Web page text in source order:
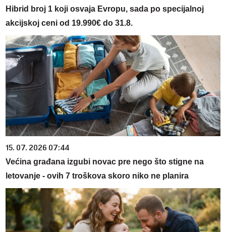
Hibrid broj 1 koji osvaja Evropu, sada po specijalnoj
akcijskoj ceni od 19.990€ do 31.8.
15. 07. 2026 07:44
Većina građana izgubi novac pre nego što stigne na
letovanje - ovih 7 troškova skoro niko ne planira